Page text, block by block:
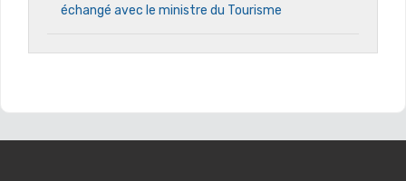
échangé avec le ministre du Tourisme